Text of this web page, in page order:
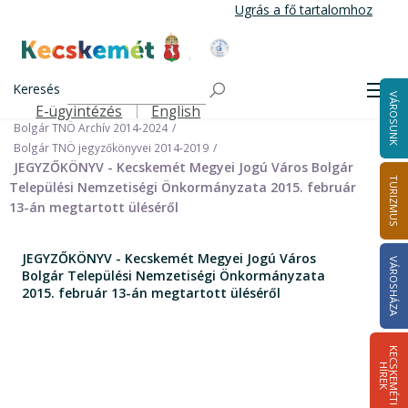
tartalomra
Ugrás a fő tartalomhoz
Kecskemét Város Honlapja
Keresés
Felső navigáció
E-ügyintézés English VÁROSUNK
TURIZMUS
VÁROSHÁZA
K
E
C
S
K
E
M
É
T
I
HÍ
R
E
K
Önkormányzat
Nemzetiségi Önkormányzatok
Bolgár Települési Nemzetiségi Önkormányzat
Bolgár TNÖ Archív 2014-2024
Bolgár TNÖ jegyzőkönyvei 2014-2019
JEGYZŐKÖNYV - Kecskemét Megyei Jogú Város Bolgár
Települési Nemzetiségi Önkormányzata 2015. február
13-án megtartott üléséről
JEGYZŐKÖNYV - Kecskemét Megyei Jogú Város
Bolgár Települési Nemzetiségi Önkormányzata
2015. február 13-án megtartott üléséről